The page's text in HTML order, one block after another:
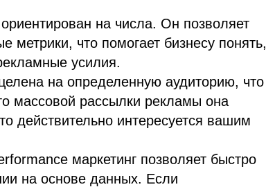
на числа. Он позволяет
метрики, что помогает бизнесу понять,
усилия.
на определенную аудиторию, что
массовой рассылки рекламы она
действительно интересуется вашим
маркетинг позволяет быстро
на основе данных. Если